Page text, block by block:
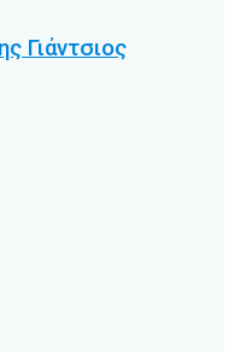
Γιάντσιος